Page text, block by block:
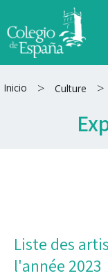
au
contenu
Inicio > Culture >
Liste des
l'année 2023